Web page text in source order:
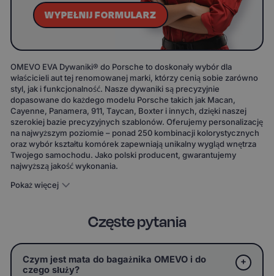
WYPEŁNIJ FORMULARZ
OMEVO EVA Dywaniki® do Porsche to doskonały wybór dla
właścicieli aut tej renomowanej marki, którzy cenią sobie zarówno
styl, jak i funkcjonalność. Nasze dywaniki są precyzyjnie
dopasowane do każdego modelu Porsche takich jak Macan,
Cayenne, Panamera, 911, Taycan, Boxter i innych, dzięki naszej
szerokiej bazie precyzyjnych szablonów. Oferujemy personalizację
na najwyższym poziomie – ponad 250 kombinacji kolorystycznych
oraz wybór kształtu komórek zapewniają unikalny wygląd wnętrza
Twojego samochodu. Jako polski producent, gwarantujemy
najwyższą jakość wykonania.
Pokaż więcej
Częste pytania
Czym jest mata do bagażnika OMEVO i do
czego służy?